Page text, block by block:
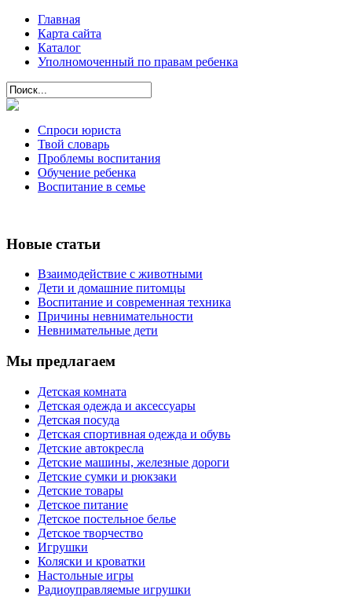
Главная
Карта сайта
Каталог
Уполномоченный по правам ребенка
Спроси юриста
Твой словарь
Проблемы воспитания
Обучение ребенка
Воспитание в семье
Новые статьи
Взаимодействие с животными
Дети и домашние питомцы
Воспитание и современная техника
Причины невнимательности
Невнимательные дети
Мы предлагаем
Детская комната
Детская одежда и аксессуары
Детская посуда
Детская спортивная одежда и обувь
Детские автокресла
Детские машины, железные дороги
Детские сумки и рюкзаки
Детские товары
Детское питание
Детское постельное белье
Детское творчество
Игрушки
Коляски и кроватки
Настольные игры
Радиоуправляемые игрушки